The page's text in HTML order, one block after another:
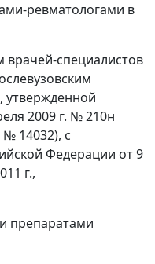
ревматологами в
специалистов
утвержденной
2009 г. № 210н
14032), с
Федерации от 9
г.,
препаратами